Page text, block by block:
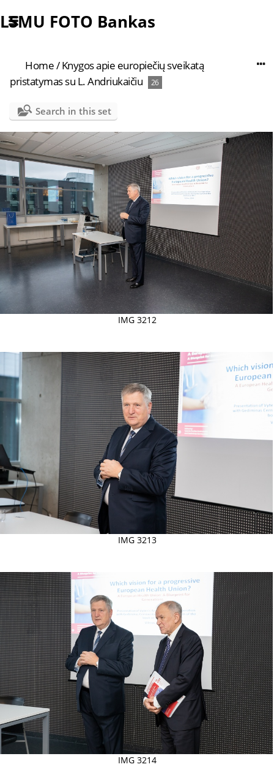
LSMU FOTO Bankas
Home/Knygos apie europiečių sveikatą
pristatymas su L. Andriukaičiu
26
Search in this set
IMG 3212
IMG 3213
IMG 3214